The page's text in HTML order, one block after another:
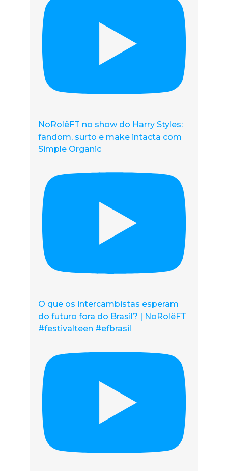
NoRolêFT no show do Harry Styles:
fandom, surto e make intacta com
Simple Organic
O que os intercambistas esperam
do futuro fora do Brasil? | NoRolêFT
#festivalteen #efbrasil